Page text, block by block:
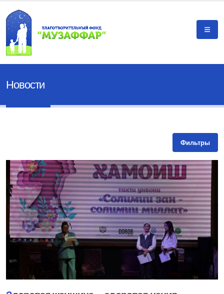
Новости
Фильтры